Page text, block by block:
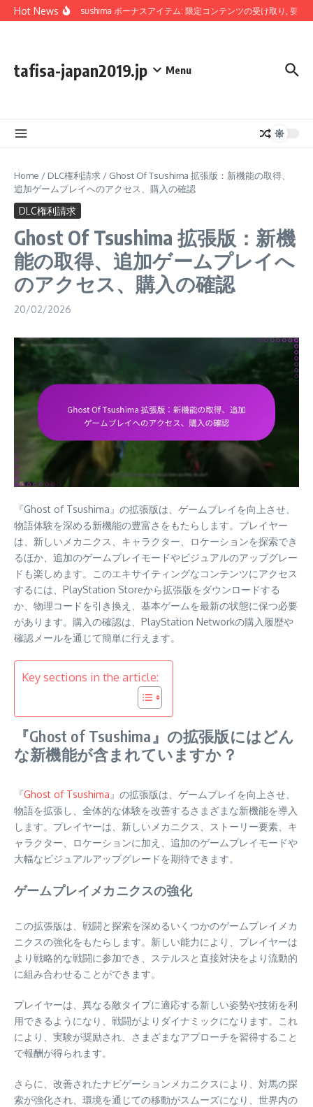
Skip to content
Hot News
Ghost Of Tsushima ボーナスアイテム: 限定コンテンツの受け取り, 要件の
tafisa-japan2019.jp Menu
Home / DLC権利請求 / Ghost Of Tsushima 拡張版：新機能の取得、
追加ゲームプレイへのアクセス、購入の確認
DLC権利請求
Ghost Of Tsushima 拡張版：新機
能の取得、追加ゲームプレイへ
のアクセス、購入の確認
20/02/2026
『Ghost of Tsushima』の拡張版は、ゲームプレイを向上させ、
物語体験を深める新機能の豊富さをもたらします。プレイヤー
は、新しいメカニクス、キャラクター、ロケーションを探索でき
るほか、追加のゲームプレイモードやビジュアルのアップグレー
ドも楽しめます。このエキサイティングなコンテンツにアクセス
するには、PlayStation Storeから拡張版をダウンロードする
か、物理コードを引き換え、基本ゲームを最新の状態に保つ必要
があります。購入の確認は、PlayStation Networkの購入履歴や
確認メールを通じて簡単に行えます。
Key sections in the article:
『Ghost of Tsushima』の拡張版にはどん
な新機能が含まれていますか？
『Ghost of Tsushima 』の拡張版は、ゲームプレイを向上させ、
物語を拡張し、全体的な体験を改善するさまざまな新機能を導入
します。プレイヤーは、新しいメカニクス、ストーリー要素、キ
ャラクター、ロケーションに加え、追加のゲームプレイモードや
大幅なビジュアルアップグレードを期待できます。
ゲームプレイメカニクスの強化
この拡張版は、戦闘と探索を深めるいくつかのゲームプレイメカ
ニクスの強化をもたらします。新しい能力により、プレイヤーは
より戦略的な戦闘に参加でき、ステルスと直接対決をより流動的
に組み合わせることができます。
プレイヤーは、異なる敵タイプに適応する新しい姿勢や技術を利
用できるようになり、戦闘がよりダイナミックになります。これ
により、実験が奨励され、さまざまなアプローチを習得すること
で報酬が得られます。
さらに、改善されたナビゲーションメカニクスにより、対馬の探
索が強化され、環境を通じての移動がスムーズになり、世界内の